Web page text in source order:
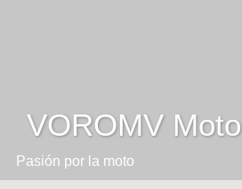
VOROMV Moto
Pasión por la moto